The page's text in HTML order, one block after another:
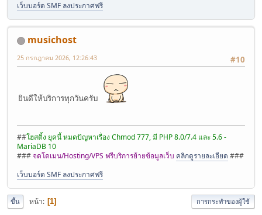
เว็บบอร์ด SMF ลงประกาศฟรี
musichost
#10
25 กรกฎาคม 2026, 12:26:43
ยินดีให้บริการทุกวันครับ
##โฮสติ้ง ยุคนี้ หมดปัญหาเรื่อง Chmod 777, มี PHP 8.0/7.4 และ 5.6 -
MariaDB 10
###จดโดเมน/Hosting/VPS ฟรีบริการย้ายข้อมูลเว็บ คลิกดูรายละเอียด ###
เว็บบอร์ด SMF ลงประกาศฟรี
ขึ้น หน้า 1 การกระทำของผู้ใช้